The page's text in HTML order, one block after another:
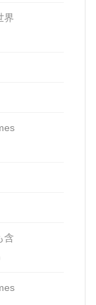
界
含